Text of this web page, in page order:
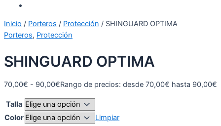
Inicio / Porteros / Protección / SHINGUARD OPTIMA
Porteros, Protección
SHINGUARD OPTIMA
70,00€ - 90,00€Rango de precios: desde 70,00€ hasta 90,00€
Talla
Color
Limpiar